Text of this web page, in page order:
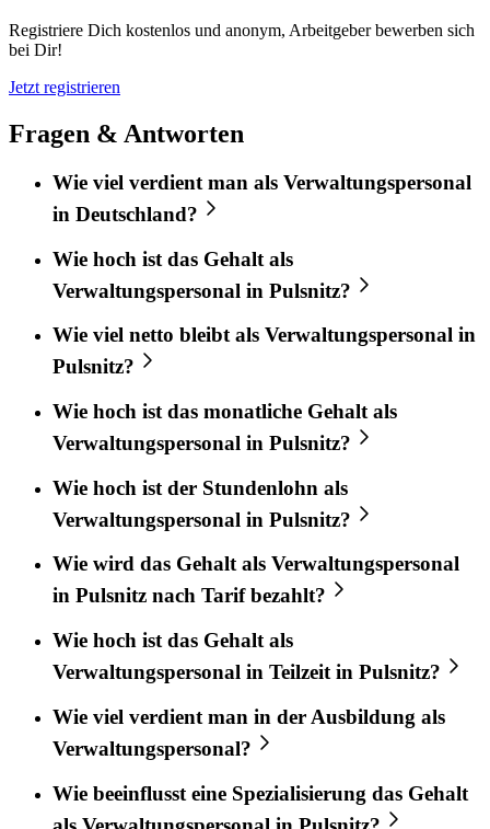
Registriere Dich kostenlos und anonym, Arbeitgeber bewerben sich
bei Dir!
Jetzt registrieren
Fragen & Antworten
Wie viel verdient man als Verwaltungspersonal
in Deutschland?
Wie hoch ist das Gehalt als
Verwaltungspersonal in Pulsnitz?
Wie viel netto bleibt als Verwaltungspersonal in
Pulsnitz?
Wie hoch ist das monatliche Gehalt als
Verwaltungspersonal in Pulsnitz?
Wie hoch ist der Stundenlohn als
Verwaltungspersonal in Pulsnitz?
Wie wird das Gehalt als Verwaltungspersonal
in Pulsnitz nach Tarif bezahlt?
Wie hoch ist das Gehalt als
Verwaltungspersonal in Teilzeit in Pulsnitz?
Wie viel verdient man in der Ausbildung als
Verwaltungspersonal?
Wie beeinflusst eine Spezialisierung das Gehalt